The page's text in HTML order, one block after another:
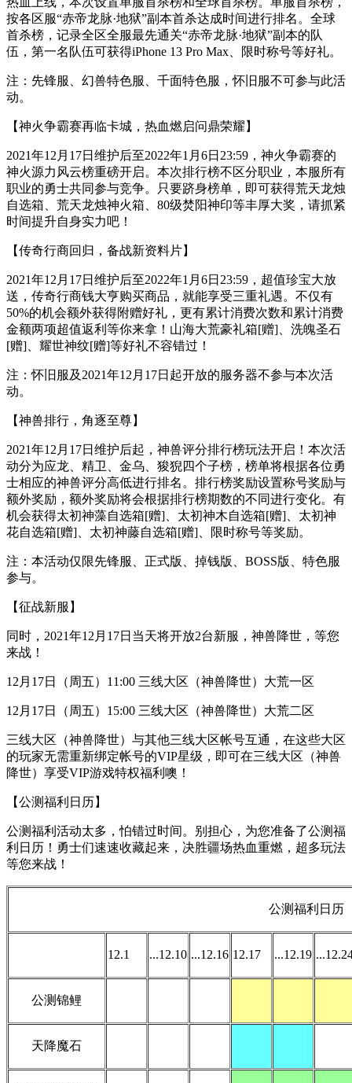
按各区服“赤帝龙脉·地狱”副本首杀达成时间进行排名。全球
首杀榜，记录全区全服最先通关“赤帝龙脉·地狱”副本的队
伍，第一名队伍可获得iPhone 13 Pro Max、限时称号等好礼。
注：先锋服、幻兽特色服、千面特色服，怀旧服不可参与此活
动。
【神火争霸赛再临卡城，热血燃启问鼎荣耀】
2021年12月17日维护后至2022年1月6日23:59，神火争霸赛的
神火源力风云榜重磅开启。本次排行榜不区分职业，本服所有
职业的勇士共同参与竞争。只要跻身榜单，即可获得荒天龙烛
自选箱、荒天龙烛神火箱、80级焚阳神印等丰厚大奖，请抓紧
时间提升自身实力吧！
【传奇行商回归，备战新资料片】
2021年12月17日维护后至2022年1月6日23:59，超值珍宝大放
送，传奇行商钱大亨购买商品，就能享受三重礼遇。不仅有
50%的机会额外获得附赠好礼，更有累计消费次数和累计消费
金额两项超值返利等你来拿！山海大荒豪礼箱[赠]、洗魄圣石
[赠]、耀世神纹[赠]等好礼不容错过！
注：怀旧服及2021年12月17日起开放的服务器不参与本次活
动。
【神兽排行，角逐至尊】
2021年12月17日维护后起，神兽评分排行榜玩法开启！本次活
动分为应龙、精卫、金乌、狻猊四个子榜，榜单将根据各位勇
士相应的神兽评分高低进行排名。排行榜奖励设置称号奖励与
额外奖励，额外奖励将会根据排行榜期数的不同进行变化。有
机会获得太初神藻自选箱[赠]、太初神木自选箱[赠]、太初神
花自选箱[赠]、太初神藤自选箱[赠]、限时称号等奖励。
注：本活动仅限先锋服、正式版、掉钱版、BOSS版、特色服
参与。
【征战新服】
同时，2021年12月17日当天将开放2台新服，神兽降世，等您
来战！
12月17日（周五）11:00 三线大区（神兽降世）大荒一区
12月17日（周五）15:00 三线大区（神兽降世）大荒二区
三线大区（神兽降世）与其他三线大区帐号互通，在这些大区
的玩家无需重新绑定帐号的VIP星级，即可在三线大区（神兽
降世）享受VIP游戏特权福利噢！
【公测福利日历】
公测福利活动太多，怕错过时间。别担心，为您准备了公测福
利日历！勇士们速速收藏起来，决胜疆场热血重燃，超多玩法
等您来战！
公测福利日历
12.1 ...12.10 ...12.16 12.17 ...12.19
公测锦鲤
天降魔石